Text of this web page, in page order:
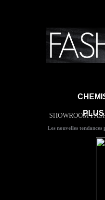
SHOWROOM
Les nouvelles